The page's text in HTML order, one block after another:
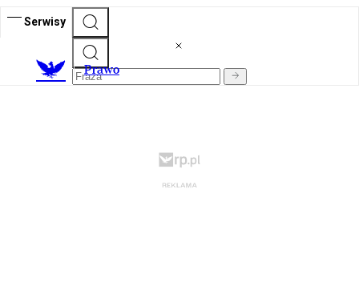
Serwisy
Prawo